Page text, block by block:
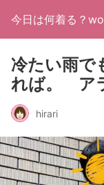
今日は何着る？
冷たい雨で
れば。 ア
hirari